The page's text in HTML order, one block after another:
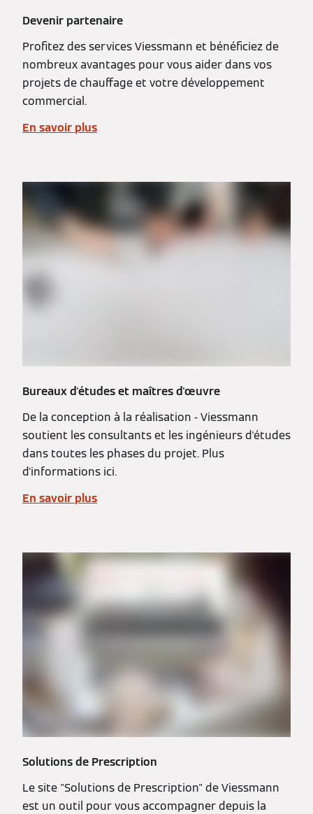
Devenir partenaire
Profitez des services Viessmann et bénéficiez de
nombreux avantages pour vous aider dans vos
projets de chauffage et votre développement
commercial.
En savoir plus
Bureaux d'études et maîtres d'œuvre
De la conception à la réalisation - Viessmann
soutient les consultants et les ingénieurs d'études
dans toutes les phases du projet. Plus
d'informations ici.
En savoir plus
Solutions de Prescription
Le site "Solutions de Prescription" de Viessmann
est un outil pour vous accompagner depuis la